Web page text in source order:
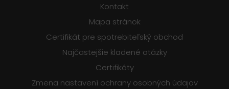
Kontakt
Mapa stránok
Certifikát pre spotrebiteľský obchod
Najčastejšie kladené otázky
Certifikáty
Zmena nastavení ochrany osobných údajov